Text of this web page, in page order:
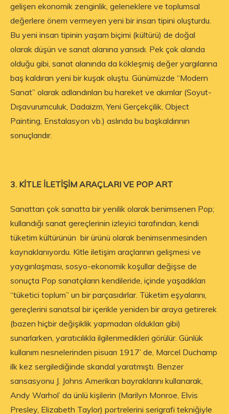
gelişen ekonomik zenginlik, geleneklere ve toplumsal
değerlere önem vermeyen yeni bir insan tipini oluşturdu.
Bu yeni insan tipinin yaşam biçimi (kültürü) de doğal
olarak düşün ve sanat alanına yansıdı. Pek çok alanda
olduğu gibi, sanat alanında da kökleşmiş değer yargılarına
baş kaldıran yeni bir kuşak oluştu. Günümüzde “Modern
Sanat” olarak adlandırılan bu hareket ve akımlar (Soyut-
Dışavurumculuk, Dadaizm, Yeni Gerçekçilik, Object
Painting, Enstalasyon vb.) aslında bu başkaldırının
sonuçlarıdır.
3. KİTLE İLETİŞİM ARAÇLARI VE POP ART
Sanattan çok sanatta bir yenilik olarak benimsenen Pop;
kullandığı sanat gereçlerinin izleyici tarafından, kendi
tüketim kültürünün bir ürünü olarak benimsenmesinden
kaynaklanıyordu. Kitle iletişim araçlarının gelişmesi ve
yaygınlaşması, sosyo-ekonomik koşullar değişse de
sonuçta Pop sanatçıların kendileride, içinde yaşadıkları
“tüketici toplum” un bir parçasıdırlar. Tüketim eşyalarını,
gereçlerini sanatsal bir içerikle yeniden bir araya getirerek
(bazen hiçbir değişiklik yapmadan oldukları gibi)
sunarlarken, yaratıcılıkla ilgilenmedikleri görülür. Günlük
kullanım nesnelerinden pisuarı 1917’ de, Marcel Duchamp
ilk kez sergilediğinde skandal yaratmıştı. Benzer
sansasyonu J. Johns Amerikan bayraklarını kullanarak,
Andy Warhol’ da ünlü kişilerin (Marilyn Monroe, Elvis
Presley, Elizabeth Taylor) portrelerini serigrafi tekniğiyle